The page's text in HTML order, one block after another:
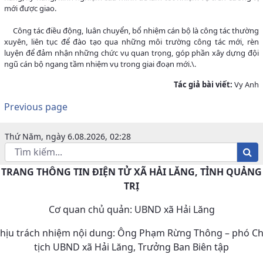
mới được giao.
Công tác điều động, luân chuyển, bổ nhiệm cán bộ là công tác thường
xuyên, liên tục để đào tạo qua những môi trường công tác mới, rèn
luyện để đảm nhận những chức vụ quan trọng, góp phần xây dựng đội
ngũ cán bộ ngang tầm nhiệm vụ trong giai đoạn mới.\.
Tác giả bài viết: Vy Anh
Previous page
Thứ Năm, ngày 6.08.2026, 02:28
TRANG THÔNG TIN ĐIỆN TỬ XÃ HẢI LĂNG, TỈNH QUẢNG
TRỊ
Cơ quan chủ quản: UBND xã Hải Lăng
trách nhiệm nội dung: Ông Phạm Rừng Thông – phó
tịch UBND xã Hải Lăng, Trưởng Ban Biên tập